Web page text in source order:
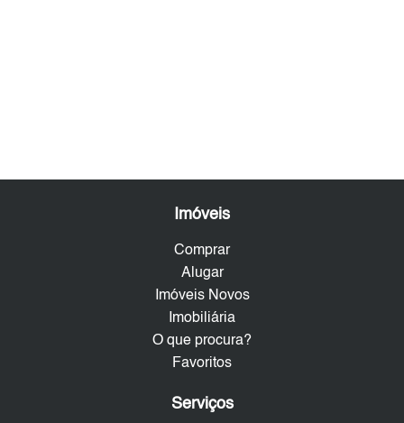
Imóveis
Comprar
Alugar
Imóveis Novos
Imobiliária
O que procura?
Favoritos
Serviços